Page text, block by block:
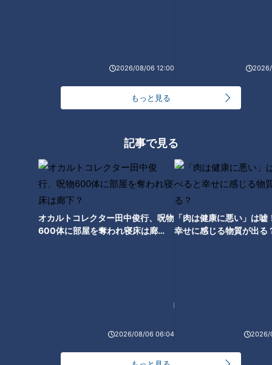
2026/08/06 12:00
もっと見る
記事で見る
オカルトコレクター田中俊行、呪物
600体に部屋を奪われ寝床は廊
2026/08/06 06:04
「肉は健康に悪い」は嘘
幸せに感じる物質が出る
2026/
ェア」～究極の“揉み心地”を追
扉の数だけ機能も魅力も増え
る！日本製「電気冷蔵庫」めざ
ましい進化の歩み